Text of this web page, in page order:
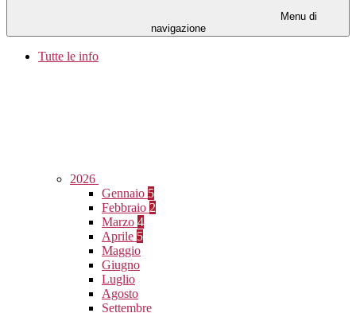
Menu di
navigazione
Tutte le info
2026
Gennaio 5
Febbraio 2
Marzo 4
Aprile 5
Maggio
Giugno
Luglio
Agosto
Settembre